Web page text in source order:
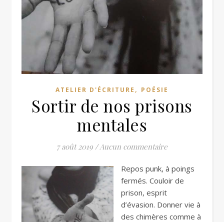
ATELIER D'ÉCRITURE , POÉSIE
Sortir de nos prisons
mentales
7 août 2019 / Aucun commentaire
Repos punk, à poings
fermés. Couloir de
prison, esprit
d’évasion. Donner vie à
des chimères comme à